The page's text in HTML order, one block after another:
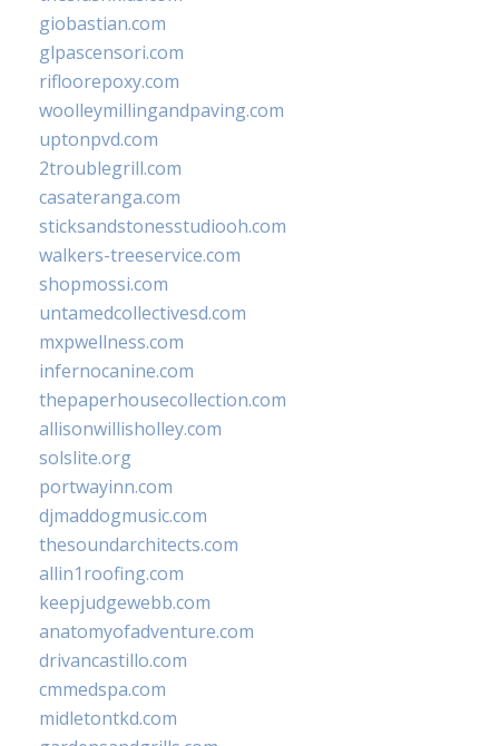
giobastian.com
glpascensori.com
rifloorepoxy.com
woolleymillingandpaving.com
uptonpvd.com
2troublegrill.com
casateranga.com
sticksandstonesstudiooh.com
walkers-treeservice.com
shopmossi.com
untamedcollectivesd.com
mxpwellness.com
infernocanine.com
thepaperhousecollection.com
allisonwillisholley.com
solslite.org
portwayinn.com
djmaddogmusic.com
thesoundarchitects.com
allin1roofing.com
keepjudgewebb.com
anatomyofadventure.com
drivancastillo.com
cmmedspa.com
midletontkd.com